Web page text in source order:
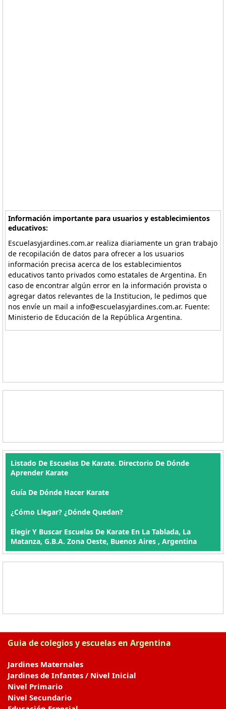
Información importante para usuarios y establecimientos
educativos:
Escuelasyjardines.com.ar realiza diariamente un gran trabajo
de recopilación de datos para ofrecer a los usuarios
información precisa acerca de los establecimientos
educativos tanto privados como estatales de Argentina. En
caso de encontrar algún error en la información provista o
agregar datos relevantes de la Institucion, le pedimos que
nos envíe un mail a info@escuelasyjardines.com.ar. Fuente:
Ministerio de Educación de la República Argentina.
Listado De Escuelas De Karate. Directorio De Dónde
Aprender Karate
Guía De Dónde Hacer Karate
¿Cómo Llegar? ¿Dónde Quedan?
Elegir Y Buscar Escuelas De Karate En La Tablada, La
Matanza, G.B.A. Zona Oeste, Buenos Aires , Argentina
Guia de colegios y escuelas en Argentina
Jardines Maternales
Jardines de Infantes / Nivel Inicial
Nivel Primario
Nivel Secundario